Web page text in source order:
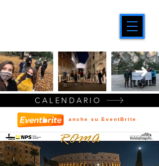
CALENDARIO
anche su EventBrite